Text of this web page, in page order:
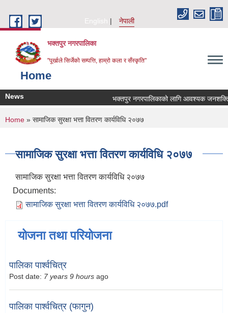
English
नेपाली
भक्तपुर नगरपालिका
"पूर्खाले सिर्जेको सम्पत्ति, हाम्रो कला र सँस्कृति"
Home
News भक्तपुर नगरपालिकाको लागि आवश्यक जनशक्ति
You are here
Home » सामाजिक सुरक्षा भत्ता वितरण कार्यविधि २०७७
सामाजिक सुरक्षा भत्ता वितरण कार्यविधि २०७७
सामाजिक सुरक्षा भत्ता वितरण कार्यविधि २०७७
Documents:
सामाजिक सुरक्षा भत्ता वितरण कार्यविधि २०७७.pdf
योजना तथा परियोजना
पालिका पार्श्वचित्र
Post date: 7 years 9 hours ago
पालिका पार्श्वचित्र (फागुन)